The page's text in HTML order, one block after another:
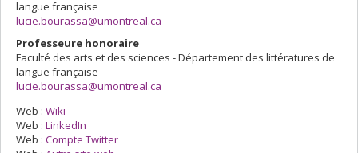
langue française
lucie.bourassa@umontreal.ca
Professeure honoraire
Faculté des arts et des sciences - Département des littératures de
langue française
lucie.bourassa@umontreal.ca
Web : Wiki
Web : LinkedIn
Web : Compte Twitter